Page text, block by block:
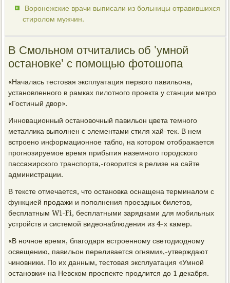
Воронежские врачи выписали из больницы отравившихся
стиролом мужчин.
В Смольном отчитались об 'умной
остановке' с помощью фотошопа
«Началась тестовая эксплуатация первого павильона,
установленного в рамках пилотного проекта у станции метро
«Гостиный двор».
Инновационный остановочный павильон цвета темного
металлика выполнен с элементами стиля хай-тек. В нем
встроено информационное табло, на котором отображается
прогнозируемое время прибытия наземного городского
пассажирского транспорта,-говорится в релизе на сайте
администрации.
В тексте отмечается, что остановка оснащена терминалом с
функцией продажи и пополнения проездных билетов,
бесплатным Wi-Fi, бесплатными зарядками для мобильных
устройств и системой видеонаблюдения из 4-х камер.
«В ночное время, благодаря встроенному светодиодному
освещению, павильон переливается огнями»,-утверждают
чиновники. По их данным, тестовая эксплуатация «Умной
остановки» на Невском проспекте продлится до 1 декабря.